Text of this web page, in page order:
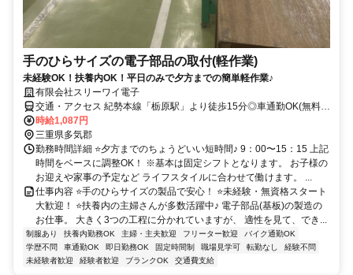
手のひらサイズの電子部品の取付(軽作業)
未経験OK！扶養内OK！平日のみで夕方までの簡単軽作業♪
有限会社スリーワイ電子
交通・アクセス 紀勢本線「栃原駅」より徒歩15分◎車通勤OK(無料駐
車場完備)
時給1,087円
三重県多気郡
勤務時間詳細 ⭐夕方までのちょうどいい短時間♪ 9：00〜15：15 上記
時間をベースに調整OK！ ※基本は固定シフトとなります。 お子様の
お迎えや家事の予定など ライフスタイルに合わせて働けます。 ...
仕事内容 ⭐手のひらサイズの製品で安心！ ⭐未経験・無資格スタート
大歓迎！ ⭐扶養内の主婦さんが多数活躍中♪ 電子部品(基板)の製造の
お仕事。 大きく3つの工程に分かれていますが、 適性を見て、でき...
制服あり 扶養内勤務OK 主婦・主夫歓迎 フリーター歓迎
バイク通勤OK
学歴不問
車通勤OK 即日勤務OK 固定時間制 職場見学可 転勤なし
経験不問
未経験者歓迎
経験者歓迎 ブランクOK 交通費支給